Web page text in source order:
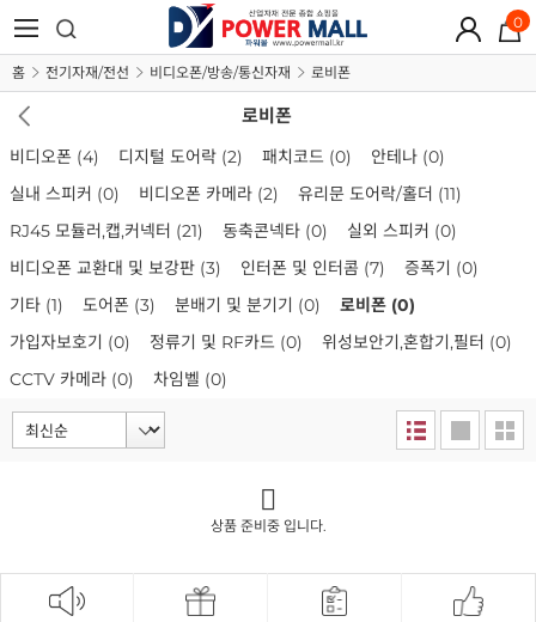
0
홈 전기자재/전선 비디오폰/방송/통신자재 로비폰
로비폰
비디오폰 (4) 디지털 도어락 (2) 패치코드 (0) 안테나 (0)
실내 스피커 (0) 비디오폰 카메라 (2) 유리문 도어락/홀더 (11)
RJ45 모듈러,캡,커넥터 (21) 동축콘넥타 (0) 실외 스피커 (0)
비디오폰 교환대 및 보강판 (3) 인터폰 및 인터콤 (7) 증폭기 (0)
기타 (1) 도어폰 (3) 분배기 및 분기기 (0) 로비폰 (0)
가입자보호기 (0) 정류기 및 RF카드 (0) 위성보안기,혼합기,필터 (0)
CCTV 카메라 (0) 차임벨 (0)
상품 준비중 입니다.